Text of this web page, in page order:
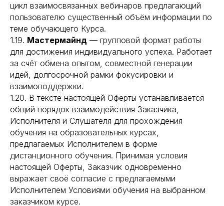
цикл взаимосвязанных вебинаров предлагающий
пользователю существенный объём информации по
теме обучающего Курса.
1.19. Мастермайнд — групповой формат работы
для достижения индивидуального успеха. Работает
за счёт обмена опытом, совместной генерации
идей, долгосрочной рамки фокусировки и
взаимоподдержки.
1.20. В тексте настоящей Оферты устанавливается
общий порядок взаимодействия Заказчика,
Исполнителя и Слушателя для прохождения
обучения на образовательных курсах,
предлагаемых Исполнителем в форме
дистанционного обучения. Принимая условия
настоящей Оферты, Заказчик одновременно
выражает своё согласие с предлагаемыми
Исполнителем Условиями обучения на выбранном
заказчиком курсе.